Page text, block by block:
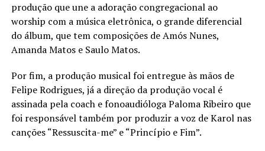
produção que une a adoração congregacional ao
worship com a música eletrônica, o grande diferencial
do álbum, que tem composições de Amós Nunes,
Amanda Matos e Saulo Matos.
Por fim, a produção musical foi entregue às mãos de
Felipe Rodrigues, já a direção da produção vocal é
assinada pela coach e fonoaudióloga Paloma Ribeiro que
foi responsável também por produzir a voz de Karol nas
canções “Ressuscita-me” e “Princípio e Fim”.